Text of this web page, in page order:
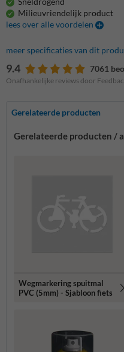
Milieuvriendelijk product
lees over alle voordelen
meer specificaties van dit
9.4 7061
Onafhankelijke reviews door
Gerelateerde producten
Gerelateerde producten /
Wegmarkering spuitmal
PVC (5mm) - Sjabloon fiets